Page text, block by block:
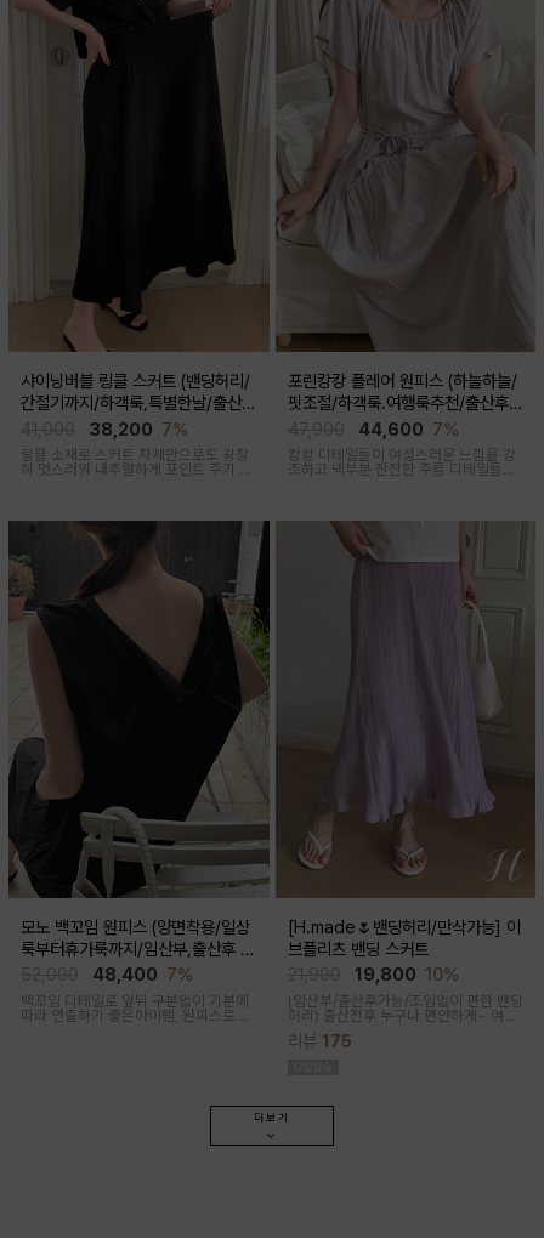
샤이닝버블 링클 스커트 (밴딩허리/
간절기까지/하객룩,특별한날/출산후
38,200 7%
링클 소재로 스커트 자체만으로도 굉장
히 멋스러워 내추럴하게 포인트 주기 좋
포린캉캉 플레어 원피스 (하늘하늘/
핏조절/하객룩.여행룩추천/출산후
44,600 7%
캉캉 디테일들이 여성스러운 느낌을 강
조하고 넥부분 잔잔한 주름 디테일들로
모노 백꼬임 원피스 (양면착용/일상
룩부터휴가룩까지/임산부,출산후 가
48,400 7%
백꼬임 디테일로 앞뒤 구분없이 기분에
따라 연출하기 좋은아이템, 원피스로도,
[H.made🌷밴딩허리/만삭가능] 이
브플리츠 밴딩 스커트
19,800 10%
(임산부/출산후가능/조임없이 편한 밴딩
허리) 출산전후 누구나 편안하게~ 여성
운 플리츠 스커트
리뷰 175
더보기